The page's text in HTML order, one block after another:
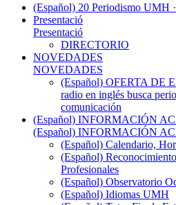
(Español) 20 Periodismo UMH
Presentació
Presentació
DIRECTORIO
NOVEDADES
NOVEDADES
(Español) OFERTA DE
radio en inglés busca
comunicación
(Español) INFORMACIÓN
(Español) INFORMACIÓN
(Español) Calendario,
(Español)
Profesionales
(Español) Observatorio
(Español) Idiomas UMH